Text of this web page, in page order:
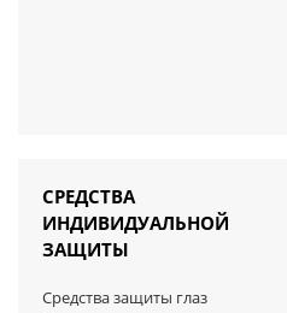
СРЕДСТВА
ИНДИВИДУАЛЬНОЙ
ЗАЩИТЫ
Средства защиты глаз